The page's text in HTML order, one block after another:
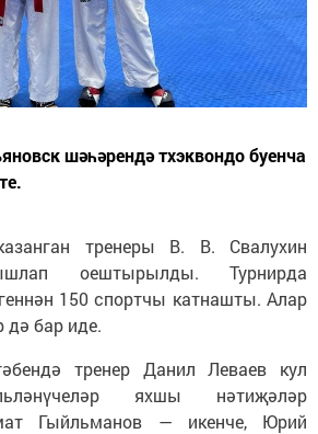
шәһәрендә тхэквондо буенча
тренеры В. В. Свалухин
оештырылды. Турнирда
150 спортчы катнашты. Алар
дә бар иде.
тренер Данил Леваев кул
яхшы нәтиҗәләр
Гыйльманов — икенче, Юрий